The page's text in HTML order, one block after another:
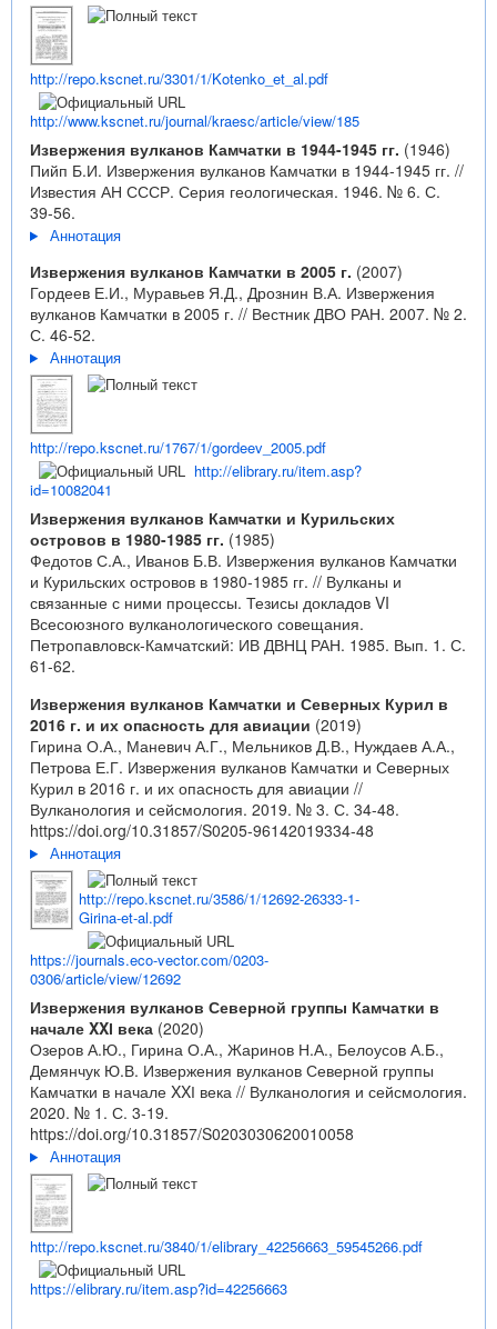
http://repo.kscnet.ru/3301/1/Kotenko_et_al.pdf
http://www.kscnet.ru/journal/kraesc/article/view/185
Извержения вулканов Камчатки в 1944-1945 гг. (1946)
Пийп Б.И. Извержения вулканов Камчатки в 1944-1945 гг. //
Известия АН СССР. Серия геологическая. 1946. № 6. С.
39-56.
Аннотация
Извержения вулканов Камчатки в 2005 г. (2007)
Гордеев Е.И., Муравьев Я.Д., Дрознин В.А. Извержения
вулканов Камчатки в 2005 г. // Вестник ДВО РАН. 2007. № 2.
С. 46-52.
Аннотация
http://repo.kscnet.ru/1767/1/gordeev_2005.pdf
http://elibrary.ru/item.asp?
id=10082041
Извержения вулканов Камчатки и Курильских
островов в 1980-1985 гг. (1985)
Федотов С.А., Иванов Б.В. Извержения вулканов Камчатки
и Курильских островов в 1980-1985 гг. // Вулканы и
связанные с ними процессы. Тезисы докладов VI
Всесоюзного вулканологического совещания.
Петропавловск-Камчатский: ИВ ДВНЦ РАН. 1985. Вып. 1. С.
61-62.
Извержения вулканов Камчатки и Северных Курил в
2016 г. и их опасность для авиации (2019)
Гирина О.А., Маневич А.Г., Мельников Д.В., Нуждаев А.А.,
Петрова Е.Г. Извержения вулканов Камчатки и Северных
Курил в 2016 г. и их опасность для авиации //
Вулканология и сейсмология. 2019. № 3. С. 34-48.
https://doi.org/10.31857/S0205-96142019334-48
Аннотация
http://repo.kscnet.ru/3586/1/12692-26333-1-
Girina-et-al.pdf
https://journals.eco-vector.com/0203-
0306/article/view/12692
Извержения вулканов Северной группы Камчатки в
начале XXІ века (2020)
Озеров А.Ю., Гирина О.А., Жаринов Н.А., Белоусов А.Б.,
Демянчук Ю.В. Извержения вулканов Северной группы
Камчатки в начале XXІ века // Вулканология и сейсмология.
2020. № 1. С. 3-19.
https://doi.org/10.31857/S0203030620010058
Аннотация
http://repo.kscnet.ru/3840/1/elibrary_42256663_59545266.pdf
https://elibrary.ru/item.asp?id=42256663